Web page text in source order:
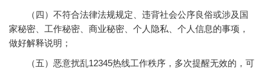
（四）不符合法律法规规定、违背社会公序良俗或涉及国
家秘密、工作秘密、商业秘密、个人隐私、个人信息的事项，
做好解释说明；
（五）恶意扰乱12345热线工作秩序，多次提醒无效的，可